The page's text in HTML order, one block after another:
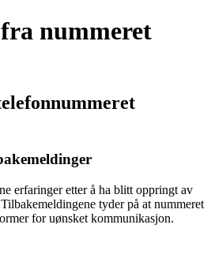
nummeret
erfaringer etter å ha blitt oppringt av
tyder på at nummeret
for uønsket kommunikasjon.